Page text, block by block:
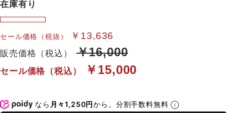
在庫有り
セール価格（税抜） ￥13,636
販売価格（税込） ￥16,000
セール価格（税込） ￥15,000
なら 月々1,250円から。分割手数料無料